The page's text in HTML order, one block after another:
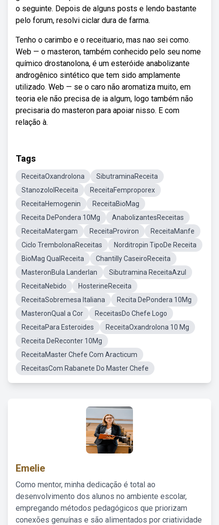
o seguinte. Depois de alguns posts e lendo bastante
pelo forum, resolvi ciclar dura de farma.
Tenho o carimbo e o receituario, mas nao sei como.
Web — o masteron, também conhecido pelo seu nome
químico drostanolona, é um esteróide anabolizante
androgênico sintético que tem sido amplamente
utilizado. Web — se o caro não aromatiza muito, em
teoria ele não precisa de ia algum, logo também não
precisaria do masteron para apoiar nisso. E com
relação à.
Tags
ReceitaOxandrolona
SibutraminaReceita
StanozololReceita
ReceitaFemproporex
ReceitaHemogenin
ReceitaBioMag
Receita DePondera 10Mg
AnabolizantesReceitas
ReceitaMatergam
ReceitaProviron
ReceitaManfe
Ciclo TrembolonaReceitas
Norditropin TipoDe Receita
BioMag QualReceita
Chantilly CaseiroReceita
MasteronBula Landerlan
Sibutramina ReceitaAzul
ReceitaNebido
HosterineReceita
ReceitaSobremesa Italiana
Recita DePondera 10Mg
MasteronQual a Cor
ReceitasDo Chefe Logo
ReceitaPara Esteroides
ReceitaOxandrolona 10 Mg
Receita DeReconter 10Mg
ReceitaMaster Chefe Com Aracticum
ReceitasCom Rabanete Do Master Chefe
Emelie
Como mentor, minha dedicação é total ao
desenvolvimento dos alunos no ambiente escolar,
empregando métodos pedagógicos que priorizam
conexões genuínas e são alimentados por criatividade